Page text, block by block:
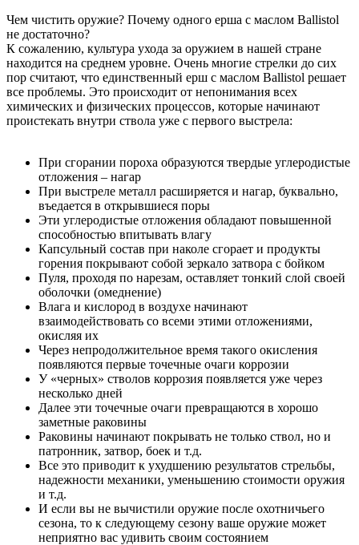
Чем чистить оружие? Почему одного ерша с маслом Ballistol
не достаточно?
К сожалению, культура ухода за оружием в нашей стране
находится на среднем уровне. Очень многие стрелки до сих
пор считают, что единственный ерш с маслом Ballistol решает
все проблемы. Это происходит от непонимания всех
химических и физических процессов, которые начинают
проистекать внутри ствола уже с первого выстрела:
При сгорании пороха образуются твердые углеродистые
отложения – нагар
При выстреле металл расширяется и нагар, буквально,
въедается в открывшиеся поры
Эти углеродистые отложения обладают повышенной
способностью впитывать влагу
Капсульный состав при наколе сгорает и продукты
горения покрывают собой зеркало затвора с бойком
Пуля, проходя по нарезам, оставляет тонкий слой своей
оболочки (омеднение)
Влага и кислород в воздухе начинают
взаимодействовать со всеми этими отложениями,
окисляя их
Через непродолжительное время такого окисления
появляются первые точечные очаги коррозии
У «черных» стволов коррозия появляется уже через
несколько дней
Далее эти точечные очаги превращаются в хорошо
заметные раковины
Раковины начинают покрывать не только ствол, но и
патронник, затвор, боек и т.д.
Все это приводит к ухудшению результатов стрельбы,
надежности механики, уменьшению стоимости оружия
и т.д.
И если вы не вычистили оружие после охотничьего
сезона, то к следующему сезону ваше оружие может
неприятно вас удивить своим состоянием